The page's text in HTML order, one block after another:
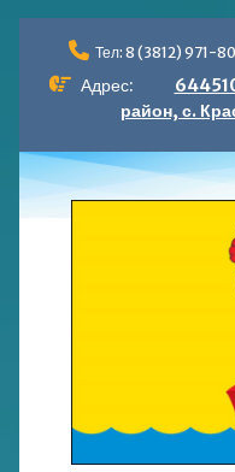
содержимому
Тел: 8 (3812) 971-
Адрес:
район, с.